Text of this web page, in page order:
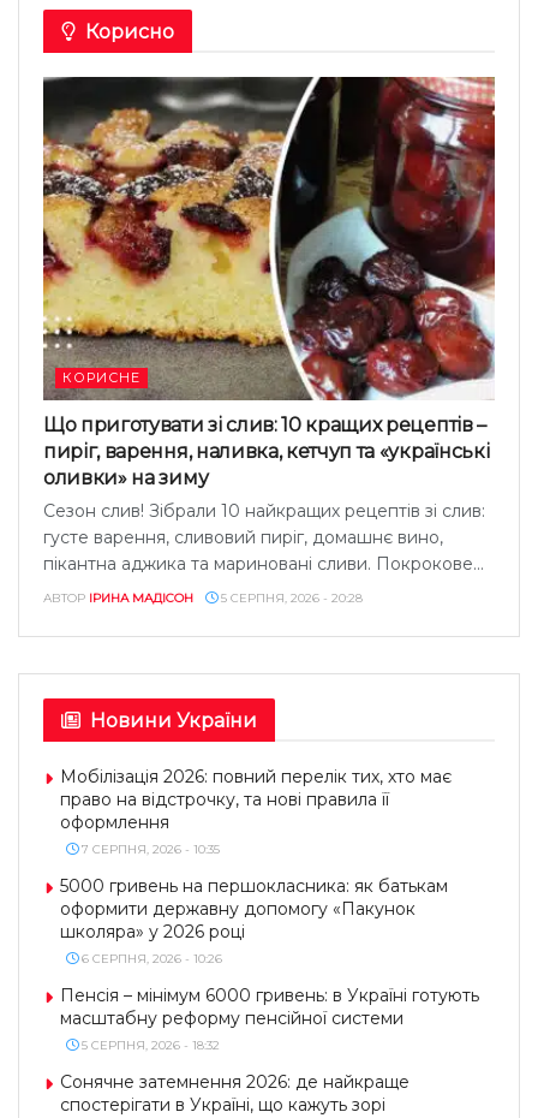
Корисно
КОРИСНЕ
Що приготувати зі слив: 10 кращих рецептів –
пиріг, варення, наливка, кетчуп та «українські
оливки» на зиму
Сезон слив! Зібрали 10 найкращих рецептів зі слив:
густе варення, сливовий пиріг, домашнє вино,
пікантна аджика та мариновані сливи. Покрокове...
АВТОР ІРИНА МАДІСОН 5 СЕРПНЯ, 2026 - 20:28
Новини України
Мобілізація 2026: повний перелік тих, хто має
право на відстрочку, та нові правила її
оформлення
7 СЕРПНЯ, 2026 - 10:35
5000 гривень на першокласника: як батькам
оформити державну допомогу «Пакунок
школяра» у 2026 році
6 СЕРПНЯ, 2026 - 10:26
Пенсія – мінімум 6000 гривень: в Україні готують
масштабну реформу пенсійної системи
5 СЕРПНЯ, 2026 - 18:32
Сонячне затемнення 2026: де найкраще
спостерігати в Україні, що кажуть зорі